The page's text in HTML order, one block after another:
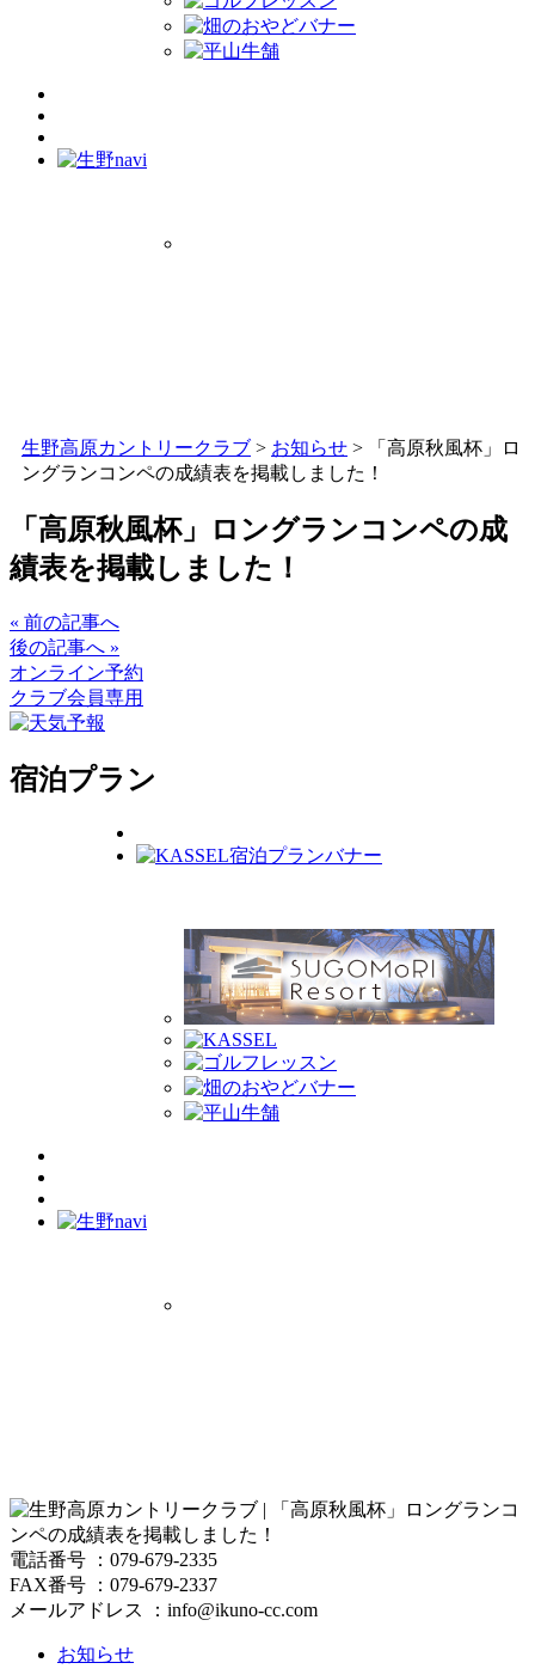
生野高原カントリークラブ > お知らせ >
「高原秋風杯」ロ
ングランコンペの成績表を掲載しました！
「高原秋風杯」ロングランコンペの成
績表を掲載しました！
« 前の記事へ
後の記事へ »
オンライン予約
クラブ会員専用
宿泊プラン
電話番号 ：079-679-2335
FAX番号 ：079-679-2337
メールアドレス ：info@ikuno-cc.com
お知らせ